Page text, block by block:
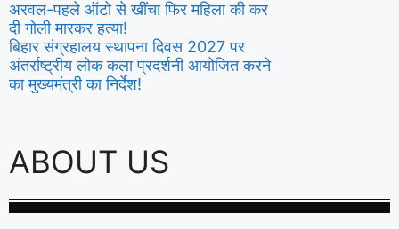
अरवल-पहले ऑटो से खींचा फिर महिला की कर
दी गोली मारकर हत्या!
बिहार संग्रहालय स्थापना दिवस 2027 पर
अंतर्राष्ट्रीय लोक कला प्रदर्शनी आयोजित करने
का मुख्यमंत्री का निर्देश!
ABOUT US